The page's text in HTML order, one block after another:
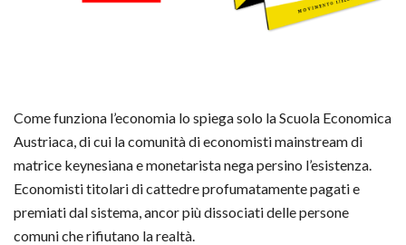
Come funziona l’economia lo spiega solo la Scuola Economica
Austriaca, di cui la comunità di economisti mainstream di
matrice keynesiana e monetarista nega persino l’esistenza.
Economisti titolari di cattedre profumatamente pagati e
premiati dal sistema, ancor più dissociati delle persone
comuni che rifiutano la realtà.